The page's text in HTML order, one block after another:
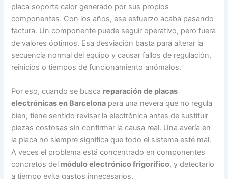
placa soporta calor generado por sus propios
componentes. Con los años, ese esfuerzo acaba pasando
factura. Un componente puede seguir operativo, pero fuera
de valores óptimos. Esa desviación basta para alterar la
secuencia normal del equipo y causar fallos de regulación,
reinicios o tiempos de funcionamiento anómalos.
Por eso, cuando se busca reparación de placas
electrónicas en Barcelona para una nevera que no regula
bien, tiene sentido revisar la electrónica antes de sustituir
piezas costosas sin confirmar la causa real. Una avería en
la placa no siempre significa que todo el sistema esté mal.
A veces el problema está concentrado en componentes
concretos del módulo electrónico frigorífico, y detectarlo
a tiempo evita gastos innecesarios.